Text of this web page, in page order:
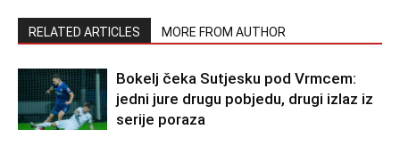
RELATED ARTICLES MORE FROM AUTHOR
Bokelj čeka Sutjesku pod Vrmcem:
jedni jure drugu pobjedu, drugi izlaz iz
serije poraza